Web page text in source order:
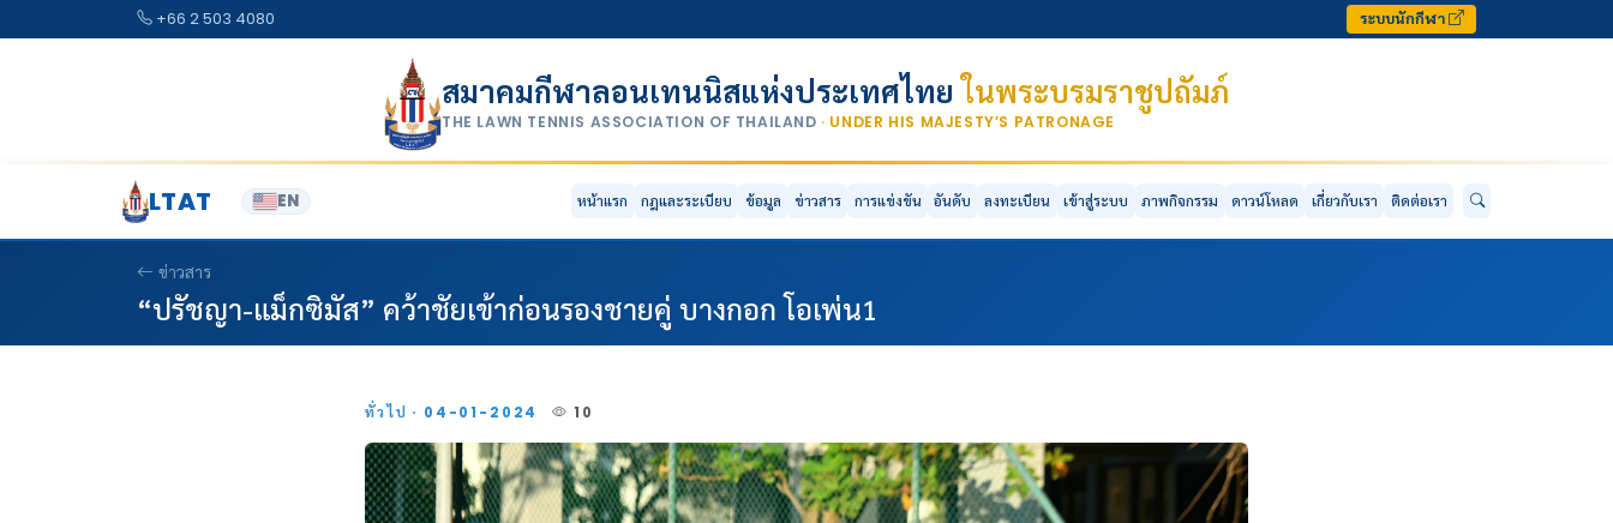
+66 2 503 4080 ระบบนักกีฬา
สมาคมกีฬาลอนเทนนิสแห่งประเทศไทยในพระบรมราชูปถัมภ์
THE LAWN TENNIS ASSOCIATION OF THAILAND · UNDER HIS MAJESTY’S PATRONAGE
LTAT EN หน้าแรก กฎและระเบียบ ข้อมูล ข่าวสาร การแข่งขัน อันดับ ลงทะเบียน เข้าสู่ระบบ ภาพกิจกรรม ดาวน์โหลด เกี่ยวกับเรา ติดต่อเรา
ข่าวสาร
“ปรัชญา-แม็กซิมัส” คว้าชัยเข้าก่อนรองชายคู่ บางกอก โอเพ่น1
ทั่วไป · 04-01-2024 10